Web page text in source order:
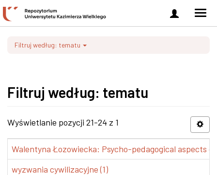
Zaloguj
się
Filtruj według: tematu
Filtruj według: tematu
Wyświetlanie pozycji 21-24 z 1
Walentyna Łozowiecka: Psycho-pedagogical aspects
wyzwania cywilizacyjne (1)